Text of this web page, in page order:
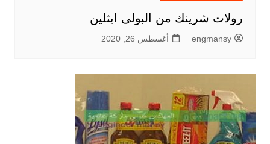
رولات شرينك من البولى ايثلين
engmansy أغسطس 26, 2020